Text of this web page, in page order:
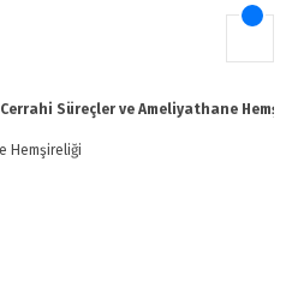
Cerrahi Süreçler ve Ameliyathane